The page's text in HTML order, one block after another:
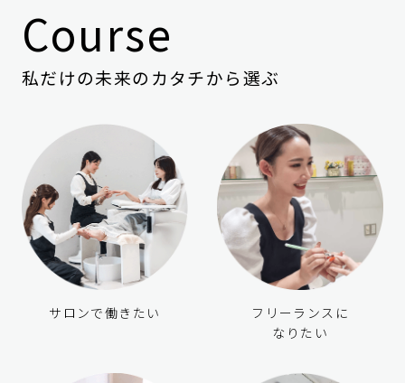
Course
私だけの未来のカタチから選ぶ
サロンで働きたい
フリーランスに
なりたい